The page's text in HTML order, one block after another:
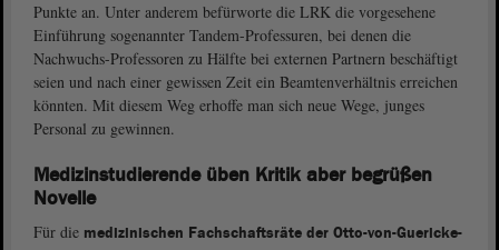
Punkte an. Unter anderem befürworte die LRK die vorgesehene
Einführung sogenannter Tandem-Professuren, bei denen die
Nachwuchs-Professoren zu Hälfte bei externen Partnern beschäftigt
seien und nach einer gewissen Zeit ein Beamtenverhältnis erreichen
könnten. Mit diesem Weg erhoffe man sich neue Wege, junges
Personal zu gewinnen.
Medizinstudierende üben Kritik aber begrüßen
Novelle
Für die medizinischen Fachschaftsräte der Otto-von-Guericke-